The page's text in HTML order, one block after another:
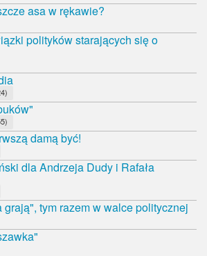
asa w rękawie?
polityków starających się o
damą być!
dla Andrzeja Dudy i Rafała
grają", tym razem w walce politycznej